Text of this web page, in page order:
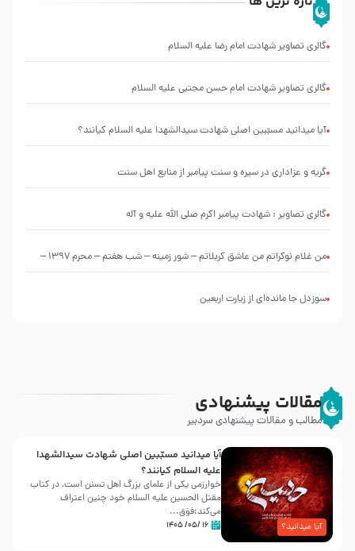
گالری تصاویر شهادت امام رضا علیه السلام
گالری تصاویر شهادت امام حسن مجتبی علیه السلام
آیا میدانید مسبّبین اصلی شهادت سیدالشهدا علیه ‌السلام کیانند؟
گریه و عزاداری در سیره و سنت پیامبر از منابع اهل سنت
گالری تصاویر : شهادت پیامبر اکرم صلی الله علیه و آله
من غلام نوکراتم من عاشق کربلاتم – شور زمینه – شب هفتم – محرم 1397 –
سوزدل جا مانده‌ای از زیارت اربعین
مقالات پیشنهادی
مطالب و مقالات پیشنهادی سردبیر
آیا میدانید؟
آیا میدانید مسبّبین اصلی شهادت سیدالشهدا
علیه ‌السلام کیانند؟
خوارزمی یکی از علمای بزرگ اهل تسنن است، در کتاب
مقتل الحسین علیه ‌السلام خود چنین اعتراف
می‌کند:فوَق...
۱۶ /۰۵/ ۱۴۰۵